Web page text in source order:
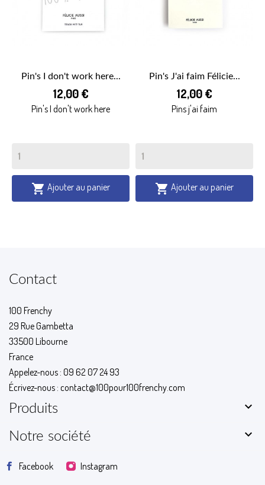
Pin's I don't work here...
12,00 €
Pin's I don't work here
 Ajouter au panier
Pin's J'ai faim Félicie...
12,00 €
Pins j'ai faim
 Ajouter au panier
Contact
100 Frenchy
29 Rue Gambetta
33500 Libourne
France
Appelez-nous : 09 62 07 24 93
Écrivez-nous : contact@100pour100frenchy.com
Produits 
Notre société 
Facebook Instagram